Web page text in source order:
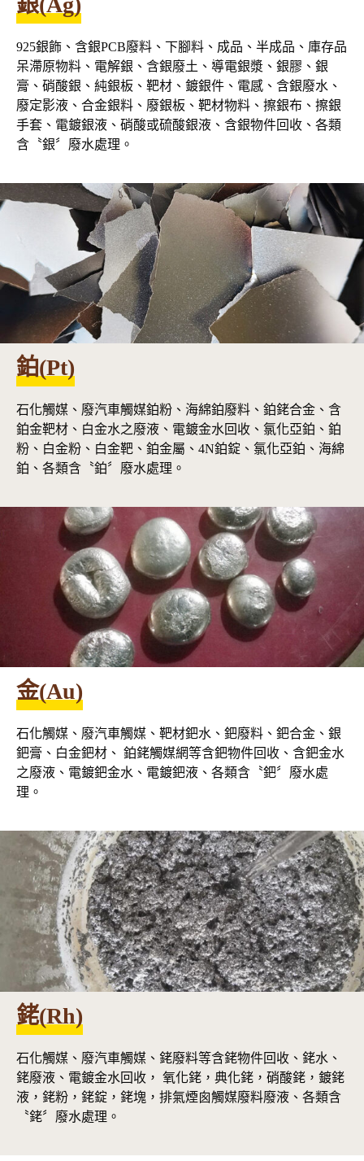
925銀飾、含銀PCB廢料、下腳料、成品、半成品、庫存品
呆滯原物料、電解銀、含銀廢土、導電銀漿、銀膠、銀
膏、硝酸銀、純銀板、靶材、鍍銀件、電感、含銀廢水、
廢定影液、合金銀料、廢銀板、靶材物料、擦銀布、擦銀
手套、電鍍銀液、硝酸或硫酸銀液、含銀物件回收、各類
含〝銀〞廢水處理。
鉑(Pt)
石化觸媒、廢汽車觸媒鉑粉、海綿鉑廢料、鉑銠合金、含
鉑金靶材、白金水之廢液、電鍍金水回收、氯化亞鉑、鉑
粉、白金粉、白金靶、鉑金屬、4N鉑錠、氯化亞鉑、海綿
鉑、各類含〝鉑〞廢水處理。
金(Au)
石化觸媒、廢汽車觸媒、靶材鈀水、鈀廢料、鈀合金、銀
鈀膏、白金鈀材、 鉑銠觸媒網等含鈀物件回收、含鈀金水
之廢液、電鍍鈀金水、電鍍鈀液、各類含〝鈀〞廢水處
理。
銠(Rh)
石化觸媒、廢汽車觸媒、銠廢料等含銠物件回收、銠水、
銠廢液、電鍍金水回收， 氧化銠，典化銠，硝酸銠，鍍銠
液，銠粉，銠錠，銠塊，排氣煙囪觸媒廢料廢液、各類含
〝銠〞廢水處理。